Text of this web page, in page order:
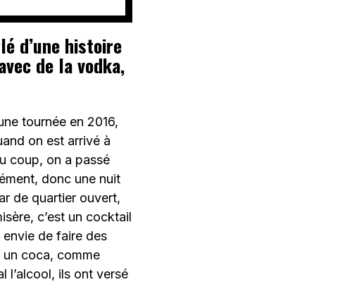
d’une histoire
de la vodka,
tournée en 2016,
on est arrivé à
coup, on a passé
donc une nuit
de quartier ouvert,
c’est un cocktail
de faire des
coca, comme
l’alcool, ils ont versé